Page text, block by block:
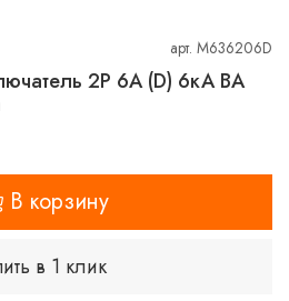
арт. M636206D
2P 6А (D) 6кА ВА
В корзину
в 1 клик